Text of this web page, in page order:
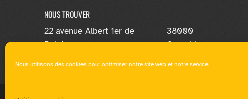
Nous utilisons des cookies pour optimiser notre site web et notre service.
NOUS TROUVER
22 avenue Albert 1er de
Belgique
38000
Grenoble